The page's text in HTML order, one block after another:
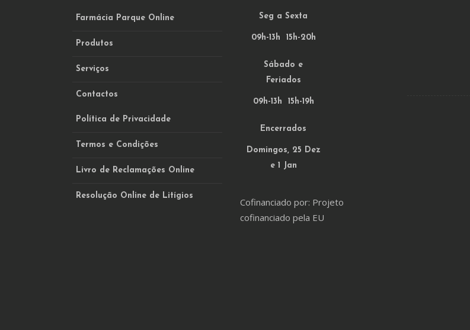
Farmácia Parque Online
Produtos
Serviços
Contactos
Política de Privacidade
Termos e Condições
Livro de Reclamações Online
Resolução Online de Litígios
Seg a Sexta
09h-13h 15h-20h
Sábado e
Feriados
09h-13h 15h-19h
Encerrados
Domingos, 25 Dez
e 1 Jan
Cofinanciado por: Projeto
cofinanciado pela EU